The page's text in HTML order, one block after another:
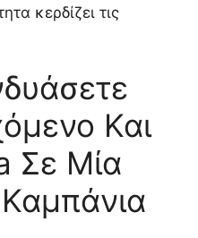
κερδίζει τις
Και
Σε Μία
Καμπάνια